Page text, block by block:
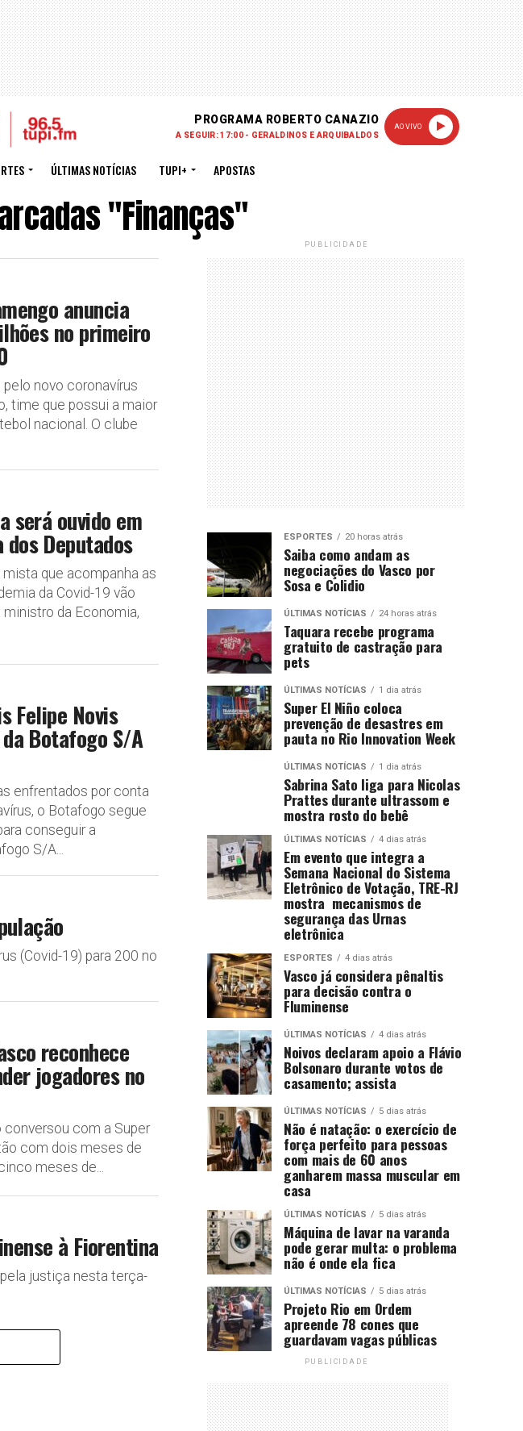
PROGRAMA ROBERTO CANAZIO
A SEGUIR: 17:00 - GERALDINOS E ARQUIBALDOS
AO VIVO
ÚLTIMAS NOTÍCIAS TUPI+ APOSTAS
"Finanças"
anuncia
no primeiro
novo coronavírus
time que possui a maior
nacional. O clube
será ouvido em
Deputados
que acompanha as
da Covid-19 vão
da Economia,
Felipe Novis
Botafogo S/A
enfrentados por conta
o Botafogo segue
conseguir a
S/A...
(Covid-19) para 200 no
reconhece
jogadores no
com a Super
com dois meses de
meses de...
à Fiorentina
justiça nesta terça-
PUBLICIDADE
ESPORTES 20 horas atrás
Saiba como andam as
negociações do Vasco por
Sosa e Colidio
ÚLTIMAS NOTÍCIAS 24 horas atrás
Taquara recebe programa
gratuito de castração para
pets
ÚLTIMAS NOTÍCIAS 1 dia atrás
Super El Niño coloca
prevenção de desastres em
pauta no Rio Innovation Week
ÚLTIMAS NOTÍCIAS 1 dia atrás
Sabrina Sato liga para Nicolas
Prattes durante ultrassom e
mostra rosto do bebê
ÚLTIMAS NOTÍCIAS 4 dias atrás
Em evento que integra a
Semana Nacional do Sistema
Eletrônico de Votação, TRE-RJ
mostra mecanismos de
segurança das Urnas
eletrônica
ESPORTES 4 dias atrás
Vasco já considera pênaltis
para decisão contra o
Fluminense
ÚLTIMAS NOTÍCIAS 4 dias atrás
Noivos declaram apoio a Flávio
Bolsonaro durante votos de
casamento; assista
ÚLTIMAS NOTÍCIAS 5 dias atrás
Não é natação: o exercício de
força perfeito para pessoas
com mais de 60 anos
ganharem massa muscular em
casa
ÚLTIMAS NOTÍCIAS 5 dias atrás
Máquina de lavar na varanda
pode gerar multa: o problema
não é onde ela fica
ÚLTIMAS NOTÍCIAS 5 dias atrás
Projeto Rio em Ordem
apreende 78 cones que
guardavam vagas públicas
PUBLICIDADE